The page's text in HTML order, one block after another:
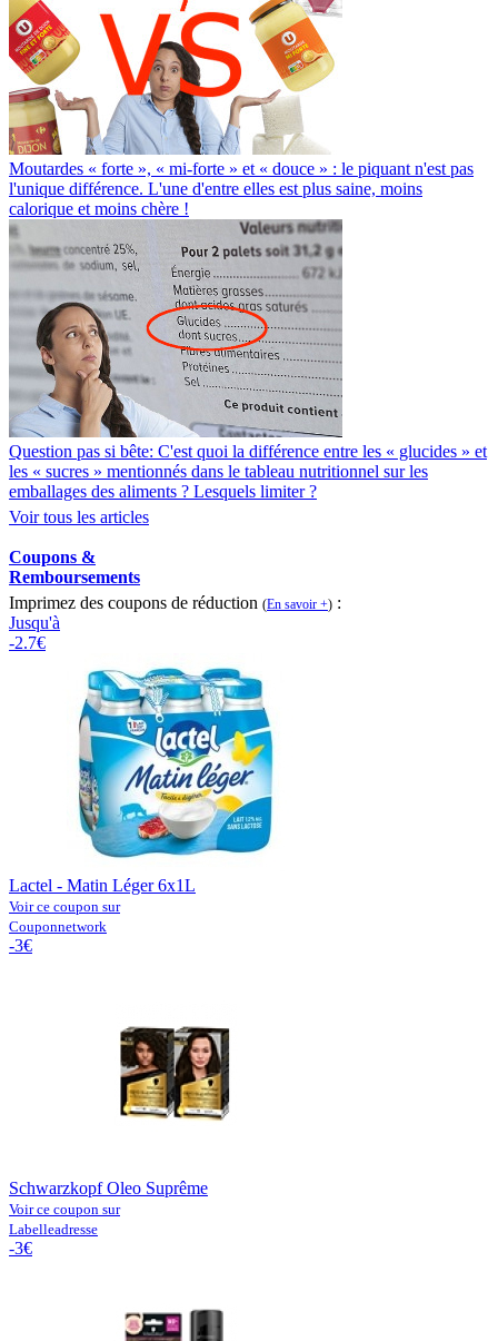
Moutardes « forte », « mi-forte » et « douce » : le piquant n'est pas
l'unique différence. L'une d'entre elles est plus saine, moins
calorique et moins chère !
Question pas si bête: C'est quoi la différence entre les « glucides » et
les « sucres » mentionnés dans le tableau nutritionnel sur les
emballages des aliments ? Lesquels limiter ?
Voir tous les articles
Coupons &
Remboursements
Imprimez des coupons de réduction (En savoir +) :
Jusqu'à
-2.7€
Lactel - Matin Léger 6x1L
Voir ce coupon sur
Couponnetwork
-3€
Schwarzkopf Oleo Suprême
Voir ce coupon sur
Labelleadresse
-3€